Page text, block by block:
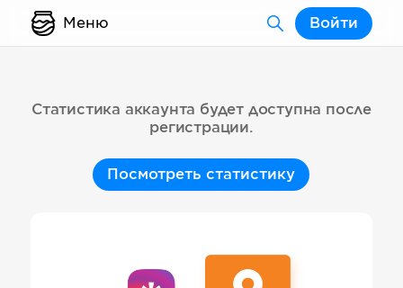
Меню Войти
Статистика аккаунта будет доступна после
регистрации.
Посмотреть статистику